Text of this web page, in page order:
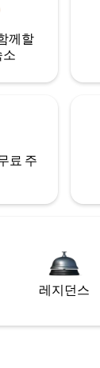
께할
소
료 주
레지던스